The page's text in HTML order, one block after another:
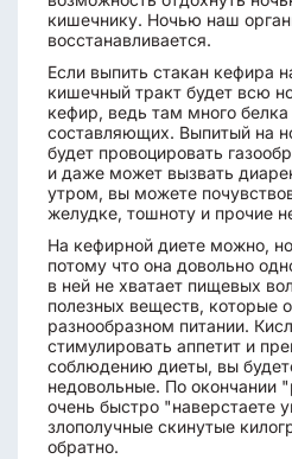
кишечнику. Ночью наш
восстанавливается.
Если выпить стакан кефира
кишечный тракт будет всю
кефир, ведь там много белка
составляющих. Выпитый на
будет провоцировать
и даже может вызвать
утром, вы можете
желудке, тошноту и прочие
На кефирной диете можно,
потому что она довольно
в ней не хватает пищевых
полезных веществ, которые
разнообразном питании.
стимулировать аппетит и
соблюдению диеты, вы
недовольные. По окончании
очень быстро "наверстаете
злополучные скинутые
обратно.